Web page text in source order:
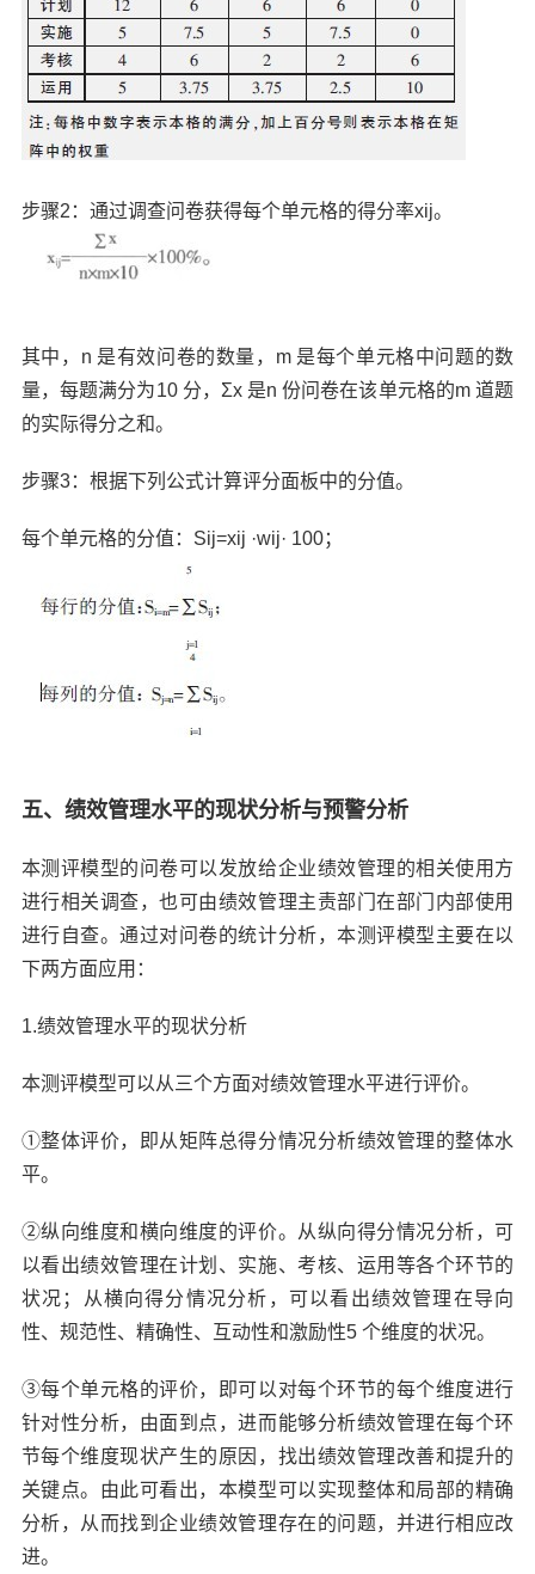
步骤2：通过调查问卷获得每个单元格的得分率xij。
其中，n 是有效问卷的数量，m 是每个单元格中问题的数
量，每题满分为10 分，Σx 是n 份问卷在该单元格的m 道题
的实际得分之和。
步骤3：根据下列公式计算评分面板中的分值。
每个单元格的分值：Sij=xij ·wij· 100；
五、绩效管理水平的现状分析与预警分析
本测评模型的问卷可以发放给企业绩效管理的相关使用方
进行相关调查，也可由绩效管理主责部门在部门内部使用
进行自查。通过对问卷的统计分析，本测评模型主要在以
下两方面应用：
1.绩效管理水平的现状分析
本测评模型可以从三个方面对绩效管理水平进行评价。
①整体评价，即从矩阵总得分情况分析绩效管理的整体水
平。
②纵向维度和横向维度的评价。从纵向得分情况分析，可
以看出绩效管理在计划、实施、考核、运用等各个环节的
状况；从横向得分情况分析，可以看出绩效管理在导向
性、规范性、精确性、互动性和激励性5 个维度的状况。
③每个单元格的评价，即可以对每个环节的每个维度进行
针对性分析，由面到点，进而能够分析绩效管理在每个环
节每个维度现状产生的原因，找出绩效管理改善和提升的
关键点。由此可看出，本模型可以实现整体和局部的精确
分析，从而找到企业绩效管理存在的问题，并进行相应改
进。